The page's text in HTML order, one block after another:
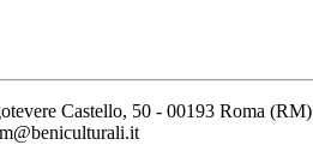
Castello, 50 - 00193 Roma (RM)